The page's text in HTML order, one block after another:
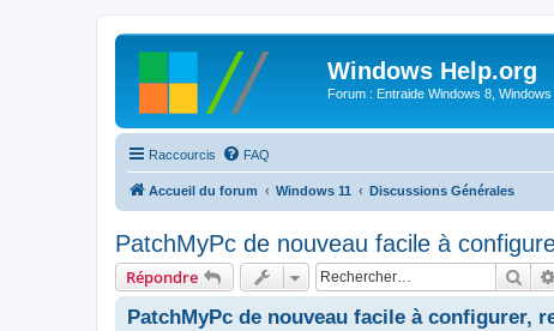
Windows Help.org
Forum : Entraide Windows 8,
Raccourcis FAQ
Accueil du forum Windows 11 Discussions Générales
PatchMyPc de nouveau facile à
Répondre
PatchMyPc de nouveau facile à configurer,